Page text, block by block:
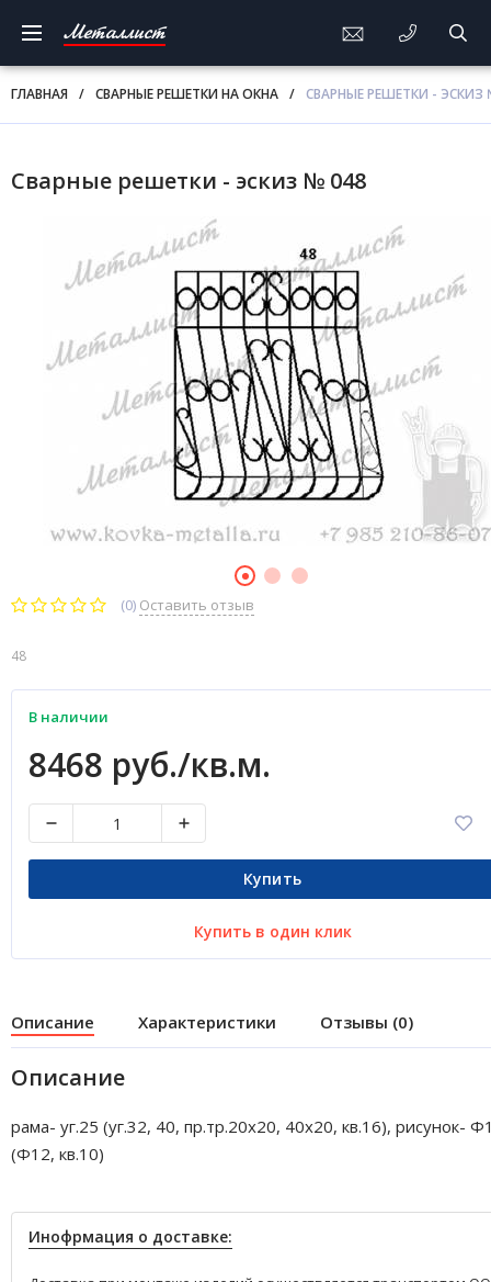
Металлист
ГЛАВНАЯ / СВАРНЫЕ РЕШЕТКИ НА ОКНА / СВАРНЫЕ РЕШЕТКИ - ЭСКИЗ
Сварные решетки - эскиз № 048
(0) Оставить отзыв
48
В наличии
8468 руб./кв.м.
Купить
Купить в один клик
Описание Характеристики Отзывы (0)
Описание
рама- уг.25 (уг.32, 40, пр.тр.20х20, 40х20, кв.16), рисунок-
(Ф12, кв.10)
Инофрмация о доставке: